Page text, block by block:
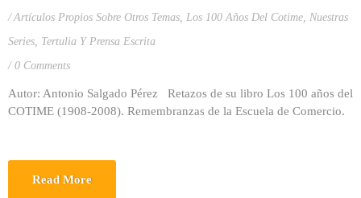
Artículos Propios Sobre Otros Temas, Los 100 Años Del Cotime, Nuestras
Series, Tertulia Y Prensa Escrita
0 Comments
Autor: Antonio Salgado Pérez Retazos de su libro Los 100 años del
COTIME (1908-2008). Remembranzas de la Escuela de Comercio.
Read More